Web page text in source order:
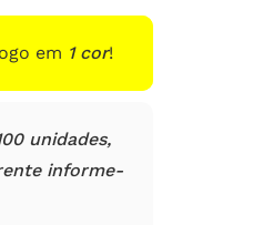
em 1 cor!
unidades,
informe-